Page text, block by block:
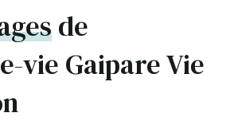
de
vie Gaipare Vie